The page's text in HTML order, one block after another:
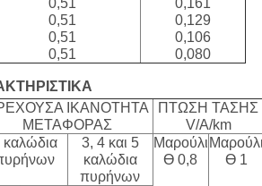
0,51
0,51
0,51
0,51
0,161
0,129
0,106
0,080
ΙΚΑΝΟΤΗΤΑ
ΜΕΤΑΦΟΡΑΣ
ΠΤΩΣΗ ΤΑΣΗΣ
V/A/km
καλώδια
3, 4 και 5
καλώδια
πυρήνων
Μαρούλι
Ɵ 0,8
Ɵ 1